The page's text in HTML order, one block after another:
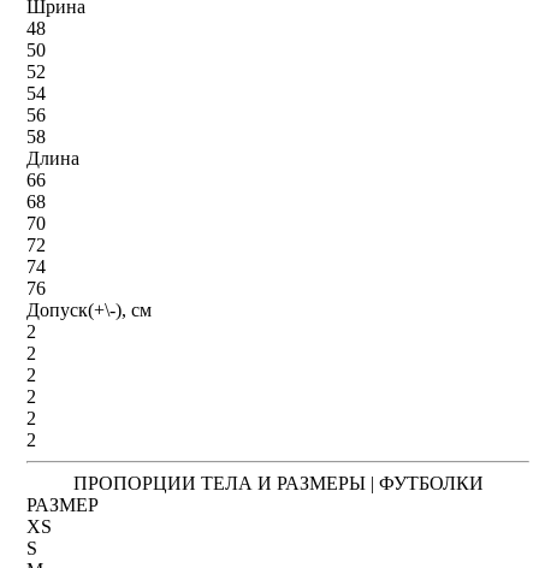
Шрина
48
50
52
54
56
58
Длина
66
68
70
72
74
76
Допуск(+\-), см
2
2
2
2
2
2
ПРОПОРЦИИ ТЕЛА И РАЗМЕРЫ | ФУТБОЛКИ
РАЗМЕР
XS
S